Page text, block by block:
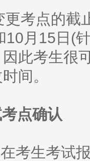
点的截
10月15日(
此考生很
间。
点确认
生考试报